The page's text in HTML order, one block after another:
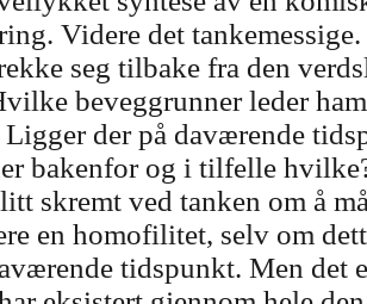
Videre det
seg tilbake fra den
beveggrunner leder
der på daværende
bakenfor og i tilfelle
skremt ved tanken om å
en homofilitet, selv om
tidspunkt. Men det